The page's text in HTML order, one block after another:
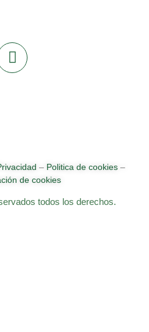
– Politica de cookies –
de cookies
todos los derechos.